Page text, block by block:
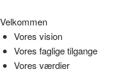
Velkommen
Vores vision
Vores faglige tilgange
Vores værdier